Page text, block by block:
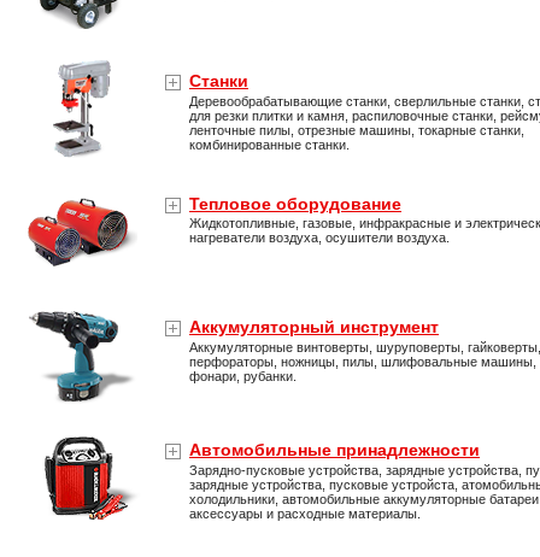
Станки
Деревообрабатывающие станки, сверлильные станки,
для резки плитки и камня, распиловочные станки,
ленточные пилы, отрезные машины, токарные станки,
комбинированные станки.
Тепловое оборудование
Жидкотопливные, газовые, инфракрасные и
нагреватели воздуха, осушители воздуха.
Аккумуляторный инструмент
Аккумуляторные винтоверты, шуруповерты, гайковерты,
перфораторы, ножницы, пилы, шлифовальные машины,
фонари, рубанки.
Автомобильные принадлежности
Зарядно-пусковые устройства, зарядные устройства,
зарядные устройства, пусковые устройста,
холодильники, автомобильные аккумуляторные
аксессуары и расходные материалы.